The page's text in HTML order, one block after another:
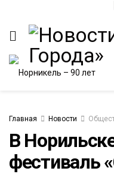
Главная Новости
В
фестиваль